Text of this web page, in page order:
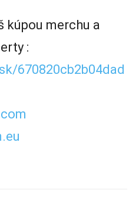
kúpou merchu a
:
670820cb2b04dad